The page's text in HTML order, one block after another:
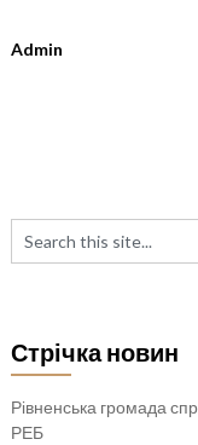
Admin
Стрічка новин
Рівненська громада
РЕБ